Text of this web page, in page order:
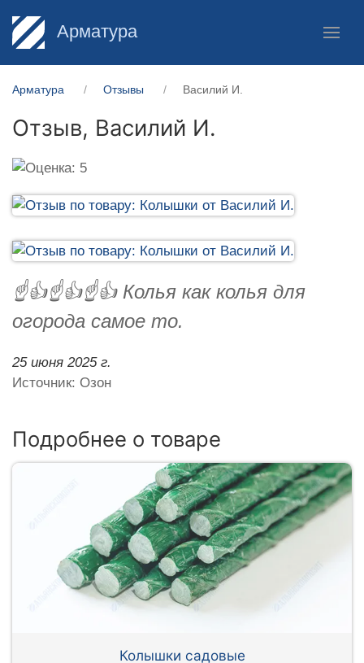
Арматура
Арматура Отзывы Василий И.
Отзыв, Василий И.
☝️👍☝️👍☝️👍 Колья как колья для
огорода самое то.
25 июня 2025 г.
Источник: Озон
Подробнее о товаре
Колышки садовые